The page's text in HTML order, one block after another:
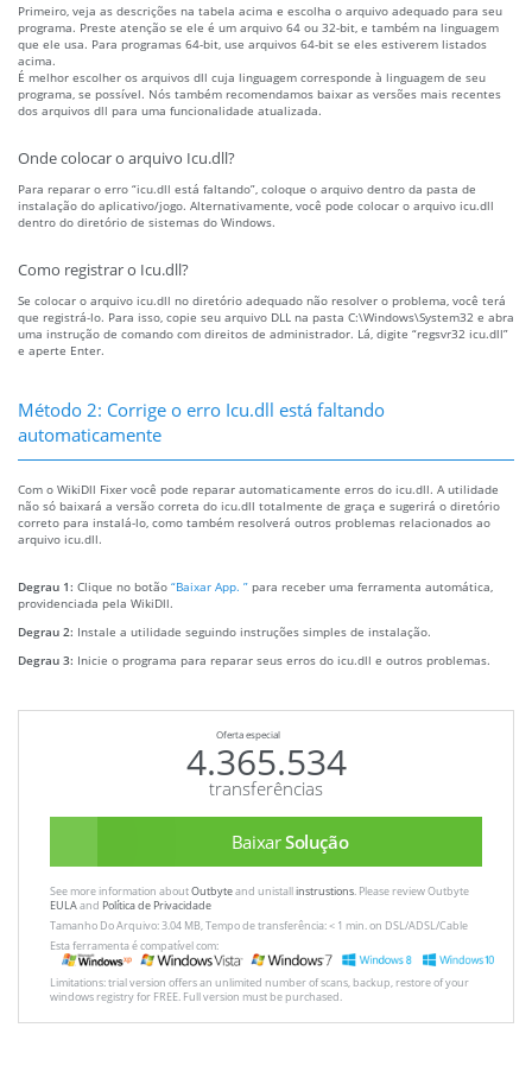
Primeiro, veja as descrições na tabela acima e escolha o arquivo adequado para seu
programa. Preste atenção se ele é um arquivo 64 ou 32-bit, e também na linguagem
que ele usa. Para programas 64-bit, use arquivos 64-bit se eles estiverem listados
acima.
É melhor escolher os arquivos dll cuja linguagem corresponde à linguagem de seu
programa, se possível. Nós também recomendamos baixar as versões mais recentes
dos arquivos dll para uma funcionalidade atualizada.
Onde colocar o arquivo Icu.dll?
Para reparar o erro “icu.dll está faltando”, coloque o arquivo dentro da pasta de
instalação do aplicativo/jogo. Alternativamente, você pode colocar o arquivo icu.dll
dentro do diretório de sistemas do Windows.
Como registrar o Icu.dll?
Se colocar o arquivo icu.dll no diretório adequado não resolver o problema, você terá
que registrá-lo. Para isso, copie seu arquivo DLL na pasta C:\Windows\System32 e abra
uma instrução de comando com direitos de administrador. Lá, digite “regsvr32 icu.dll”
e aperte Enter.
Método 2: Corrige o erro Icu.dll está faltando
automaticamente
Com o WikiDll Fixer você pode reparar automaticamente erros do icu.dll. A utilidade
não só baixará a versão correta do icu.dll totalmente de graça e sugerirá o diretório
correto para instalá-lo, como também resolverá outros problemas relacionados ao
arquivo icu.dll.
Degrau 1: Clique no botão “Baixar App. ” para receber uma ferramenta automática,
providenciada pela WikiDll.
Degrau 2: Instale a utilidade seguindo instruções simples de instalação.
Degrau 3: Inicie o programa para reparar seus erros do icu.dll e outros problemas.
Oferta especial
4.365.534
transferências
BaixarSolução
See more information aboutOutbyteand unistallinstrustions. Please review Outbyte
EULAand Política de Privacidade
Tamanho Do Arquivo: 3.04 MB, Tempo de transferência: < 1 min. on DSL/ADSL/Cable
Esta ferramenta é compatível com:
Limitations: trial version offers an unlimited number of scans, backup, restore of your
windows registry for FREE. Full version must be purchased.